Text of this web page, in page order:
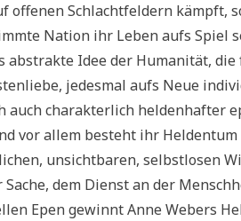
offenen Schlachtfeldern kämpft,
Nation ihr Leben aufs Spiel
abstrakte Idee der Humanität,
jedesmal aufs Neue
auch charakterlich heldenhafter
vor allem besteht ihr
unsichtbaren, selbstlosen
dem Dienst an der
Epen gewinnt Anne Webers